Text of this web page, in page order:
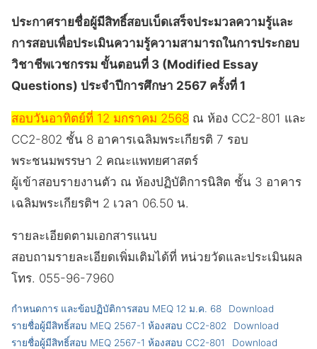
ประกาศรายชื่อผู้มีสิทธิ์สอบเบ็ดเสร็จประมวลความรู้และ
การสอบเพื่อประเมินความรู้ความสามารถในการประกอบ
วิชาชีพเวชกรรม ขั้นตอนที่ 3 (Modified Essay
Questions) ประจำปีการศึกษา 2567 ครั้งที่ 1
สอบวันอาทิตย์ที่ 12 มกราคม 2568 ณ ห้อง CC2-801 และ
CC2-802 ชั้น 8 อาคารเฉลิมพระเกียรติ 7 รอบ
พระชนมพรรษา 2 คณะแพทยศาสตร์
ผู้เข้าสอบรายงานตัว ณ ห้องปฏิบัติการนิสิต ชั้น 3 อาคาร
เฉลิมพระเกียรติฯ 2 เวลา 06.50 น.
รายละเอียดตามเอกสารแนบ
สอบถามรายละเอียดเพิ่มเติมได้ที่ หน่วยวัดและประเมินผล
โทร. 055-96-7960
กำหนดการ และข้อปฏิบัติการสอบ MEQ 12 ม.ค. 68
Download
รายชื่อผู้มีสิทธิ์สอบ MEQ 2567-1 ห้องสอบ CC2-802
Download
รายชื่อผู้มีสิทธิ์สอบ MEQ 2567-1 ห้องสอบ CC2-801
Download